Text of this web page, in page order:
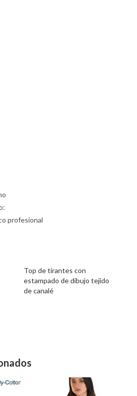
profesional
Top de tirantes con
estampado de dibujo tejido
de canalé